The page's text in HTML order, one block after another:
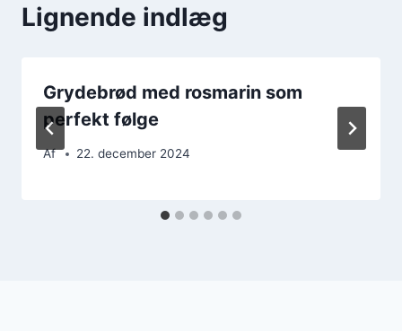
Lignende indlæg
Grydebrød med rosmarin som
perfekt følge
Af 22. december 2024